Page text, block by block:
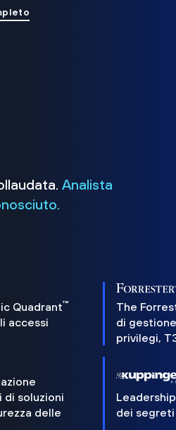
Analista
Quadrant™
accessi
The
di
privilegi,
soluzioni
delle
dei segreti